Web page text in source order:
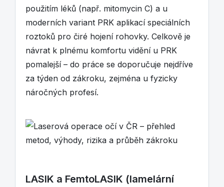
použitím léků (např. mitomycin C) a u
moderních variant PRK aplikací speciálních
roztoků pro čiré hojení rohovky. Celkově je
návrat k plnému komfortu vidění u PRK
pomalejší – do práce se doporučuje nejdříve
za týden od zákroku, zejména u fyzicky
náročných profesí.
LASIK a FemtoLASIK (lamelární